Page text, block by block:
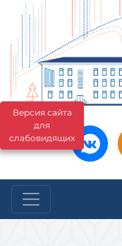
Версия сайта
для
слабовидящих